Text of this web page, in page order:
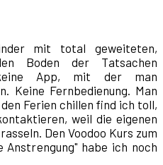
mit total geweiteten,
Boden der Tatsachen
App, mit der man
Keine Fernbedienung. Man
Ferien chillen find ich toll,
weil die eigenen
Den Voodoo Kurs zum
Anstrengung" habe ich noch